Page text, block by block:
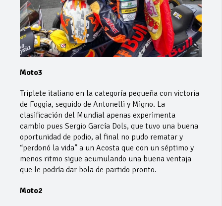
Moto3
Triplete italiano en la categoría pequeña con victoria
de Foggia, seguido de Antonelli y Migno. La
clasificación del Mundial apenas experimenta
cambio pues Sergio García Dols, que tuvo una buena
oportunidad de podio, al final no pudo rematar y
“perdonó la vida” a un Acosta que con un séptimo y
menos ritmo sigue acumulando una buena ventaja
que le podría dar bola de partido pronto.
Moto2